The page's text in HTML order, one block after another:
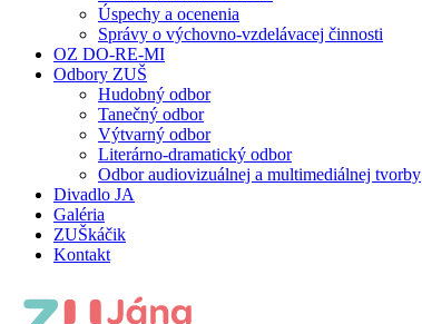
Úspechy a ocenenia
Správy o výchovno-vzdelávacej činnosti
OZ DO-RE-MI
Odbory ZUŠ
Hudobný odbor
Tanečný odbor
Výtvarný odbor
Literárno-dramatický odbor
Odbor audiovizuálnej a multimediálnej tvorby
Divadlo JA
Galéria
ZUŠkáčik
Kontakt